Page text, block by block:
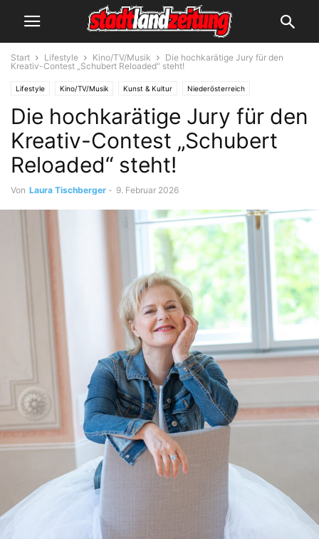
Start Lifestyle Kino/TV/Musik
Die hochkarätige Jury für den
Kreativ-Contest „Schubert Reloaded“ steht!
Lifestyle Kino/TV/Musik Kunst & Kultur Niederösterreich
Veranstaltungen
Die hochkarätige Jury für den
Kreativ-Contest „Schubert
Reloaded“ steht!
Von Laura Tischberger - 9. Februar 2026